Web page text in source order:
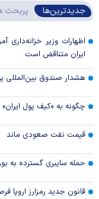
جدیدترین‌ها پربحث
اظهارات وزیر
ایران متناقض است
هشدار صندوق بین‌المللی
چگونه به «کیف پول
قیمت نفت صعودی ماند
حمله سایبری گسترده به
قانون جدید رمزارز اروپا